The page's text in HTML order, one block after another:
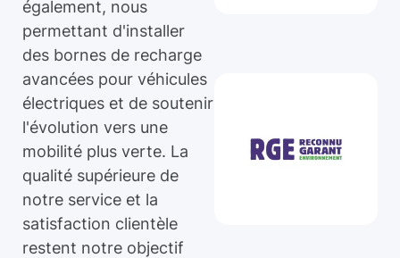
également, nous
permettant d'installer
des bornes de recharge
avancées pour véhicules
électriques et de soutenir
l'évolution vers une
mobilité plus verte. La
qualité supérieure de
notre service et la
satisfaction clientèle
restent notre objectif